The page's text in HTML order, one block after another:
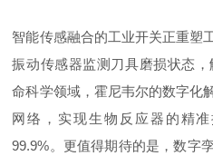
智能传感融合的工业开关正重塑
振动传感器监测刀具磨损状态
命科学领域，霍尼韦尔的数字化
网络，实现生物反应器的精
99.9%。更值得期待的是，数字